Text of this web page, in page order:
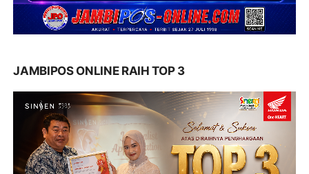
JAMBIPOS ONLINE RAIH TOP 3